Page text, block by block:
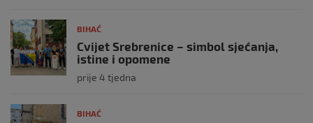
BIHAĆ
Cvijet Srebrenice – simbol sjećanja,
istine i opomene
prije 4 tjedna
BIHAĆ